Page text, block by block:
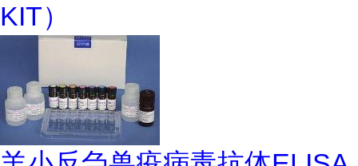
KIT）